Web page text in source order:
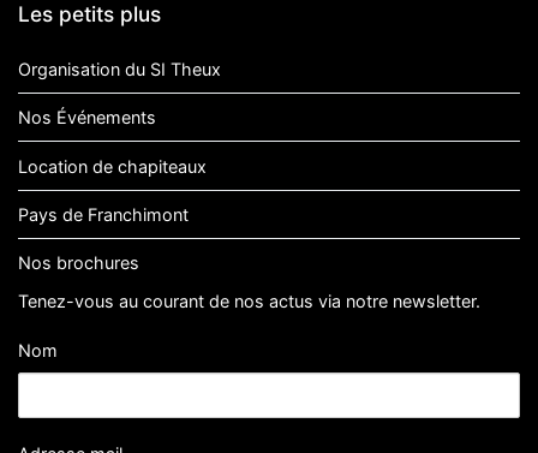
Les petits plus
Organisation du SI Theux
Nos Événements
Location de chapiteaux
Pays de Franchimont
Nos brochures
Tenez-vous au courant de nos actus via notre newsletter.
Nom